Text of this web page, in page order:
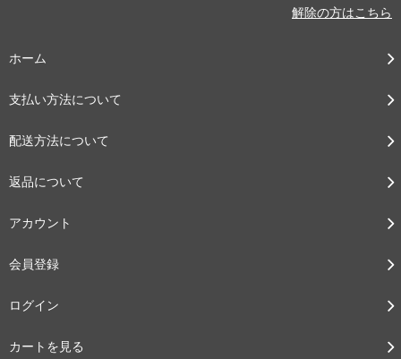
解除の方はこちら
ホーム
支払い方法について
配送方法について
返品について
アカウント
会員登録
ログイン
カートを見る